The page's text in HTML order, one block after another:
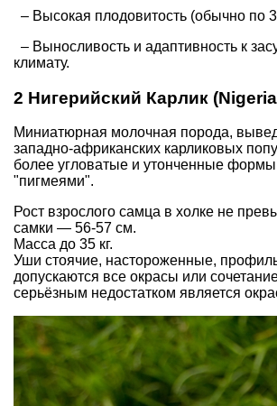
– Высокая плодовитость (обычно по
– Выносливость и адаптивность к
климату.
2 Нигерийский Карлик
Миниатюрная молочная порода,
западно-африканских карликовых
более угловатые и утонченные
"пигмеями".
Рост взрослого самца в холке не
самки — 56-57 см.
Масса до 35 кг.
Уши стоячие, настороженные,
допускаются все окрасы или
серьёзным недостатком является